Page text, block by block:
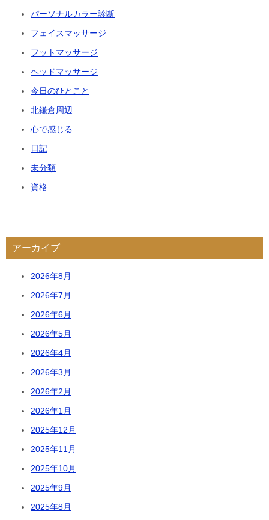
パーソナルカラー診断
フェイスマッサージ
フットマッサージ
ヘッドマッサージ
今日のひとこと
北鎌倉周辺
心で感じる
日記
未分類
資格
アーカイブ
2026年8月
2026年7月
2026年6月
2026年5月
2026年4月
2026年3月
2026年2月
2026年1月
2025年12月
2025年11月
2025年10月
2025年9月
2025年8月